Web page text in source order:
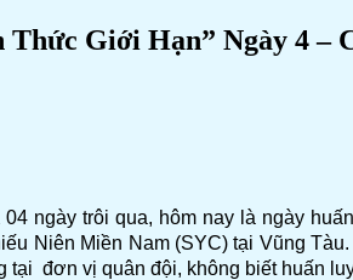
Thức Giới Hạn” Ngày 4 –
04 ngày trôi qua, hôm nay là ngày
Niên Miền Nam (SYC) tại Vũng
tại đơn vị quân đội, không biết huấn